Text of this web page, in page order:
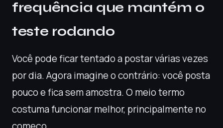
frequência que mantém o
teste rodando
Você pode ficar tentado a postar várias vezes
por dia. Agora imagine o contrário: você posta
pouco e fica sem amostra. O meio termo
costuma funcionar melhor, principalmente no